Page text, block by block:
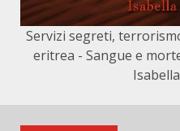
Servizi segreti,
eritrea - Sangue e